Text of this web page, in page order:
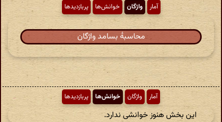
آمار واژگان خوانش‌ها پربازدیدها
محاسبهٔ بسامد واژگان
آمار واژگان خوانش‌ها پربازدیدها
این بخش هنوز خوانشی ندارد.